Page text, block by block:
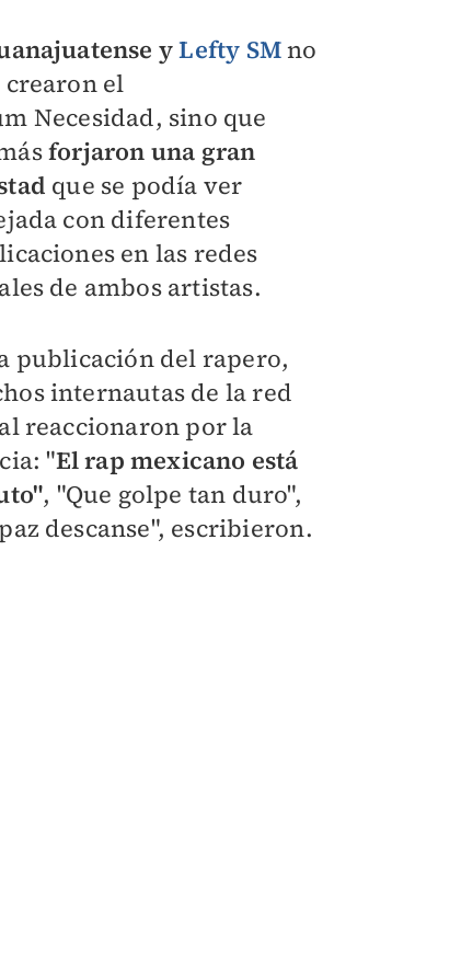
yLefty SMno
crearon el
Necesidad, sino que
forjaron una gran
que se podía ver
con diferentes
en las redes
de ambos artistas.
publicación del rapero,
internautas de la red
reaccionaron por la
"El rap mexicano está
, "Que golpe tan duro",
descanse", escribieron.